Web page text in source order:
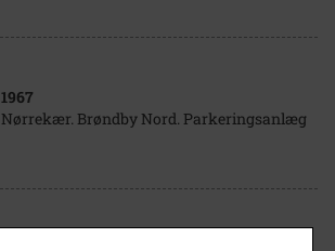
1967
Nørrekær. Brøndby Nord. Parkeringsanlæg